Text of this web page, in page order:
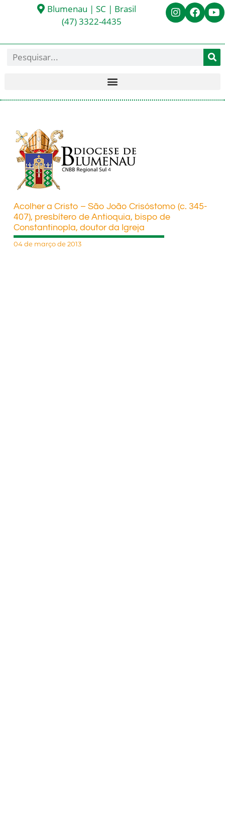
Blumenau | SC | Brasil
(47) 3322-4435
Acolher a Cristo – São João Crisóstomo (c. 345-
407), presbítero de Antioquia, bispo de
Constantinopla, doutor da Igreja
04 de março de 2013